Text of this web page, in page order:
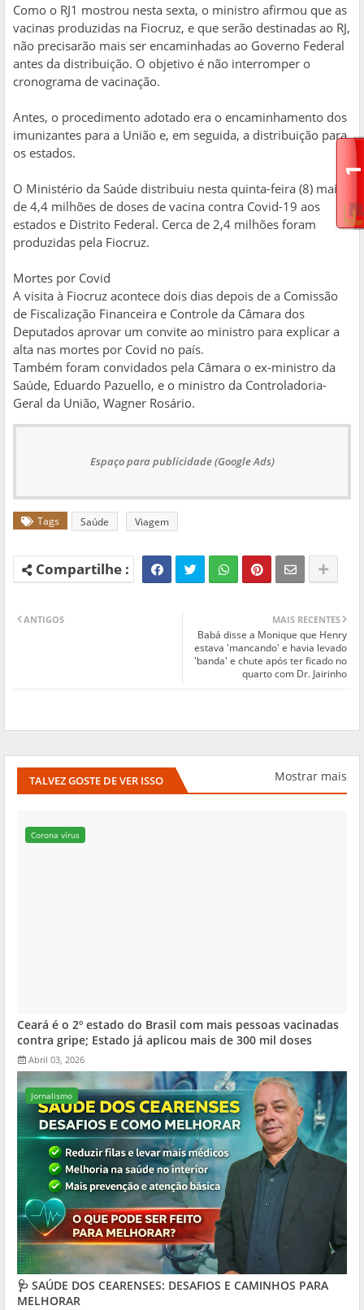
Como o RJ1 mostrou nesta sexta, o ministro afirmou que as
vacinas produzidas na Fiocruz, e que serão destinadas ao RJ,
não precisarão mais ser encaminhadas ao Governo Federal
antes da distribuição. O objetivo é não interromper o
cronograma de vacinação.
Antes, o procedimento adotado era o encaminhamento dos
imunizantes para a União e, em seguida, a distribuição para
os estados.
O Ministério da Saúde distribuiu nesta quinta-feira (8) mais
de 4,4 milhões de doses de vacina contra Covid-19 aos
estados e Distrito Federal. Cerca de 2,4 milhões foram
produzidas pela Fiocruz.
Mortes por Covid
A visita à Fiocruz acontece dois dias depois de a Comissão
de Fiscalização Financeira e Controle da Câmara dos
Deputados aprovar um convite ao ministro para explicar a
alta nas mortes por Covid no país.
Também foram convidados pela Câmara o ex-ministro da
Saúde, Eduardo Pazuello, e o ministro da Controladoria-
Geral da União, Wagner Rosário.
Espaço para publicidade (Google Ads)
Tags Saúde Viagem
MAIS RECENTES
Babá disse a Monique que Henry
estava 'mancando' e havia levado
'banda' e chute após ter ficado no
quarto com Dr. Jairinho
ANTIGOS
TALVEZ GOSTE DE VER ISSO Mostrar mais
Corona vírus
Ceará é o 2º estado do Brasil com mais pessoas vacinadas
contra gripe; Estado já aplicou mais de 300 mil doses
Abril 03, 2026
Jornalismo
🩺 SAÚDE DOS CEARENSES: DESAFIOS E CAMINHOS PARA
MELHORAR